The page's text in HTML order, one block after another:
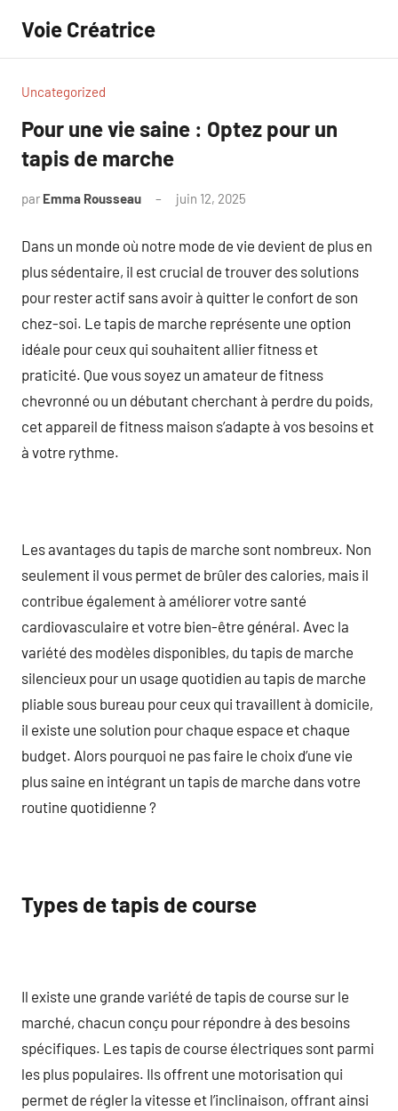
contenu
Voie Créatrice
Uncategorized
Pour une vie saine : Optez pour un
tapis de marche
par Emma Rousseau juin 12, 2025
Dans un monde où notre mode de vie devient de plus en
plus sédentaire, il est crucial de trouver des solutions
pour rester actif sans avoir à quitter le confort de son
chez-soi. Le tapis de marche représente une option
idéale pour ceux qui souhaitent allier fitness et
praticité. Que vous soyez un amateur de fitness
chevronné ou un débutant cherchant à perdre du poids,
cet appareil de fitness maison s’adapte à vos besoins et
à votre rythme.
Les avantages du tapis de marche sont nombreux. Non
seulement il vous permet de brûler des calories, mais il
contribue également à améliorer votre santé
cardiovasculaire et votre bien-être général. Avec la
variété des modèles disponibles, du tapis de marche
silencieux pour un usage quotidien au tapis de marche
pliable sous bureau pour ceux qui travaillent à domicile,
il existe une solution pour chaque espace et chaque
budget. Alors pourquoi ne pas faire le choix d’une vie
plus saine en intégrant un tapis de marche dans votre
routine quotidienne ?
Types de tapis de course
Il existe une grande variété de tapis de course sur le
marché, chacun conçu pour répondre à des besoins
spécifiques. Les tapis de course électriques sont parmi
les plus populaires. Ils offrent une motorisation qui
permet de régler la vitesse et l’inclinaison, offrant ainsi